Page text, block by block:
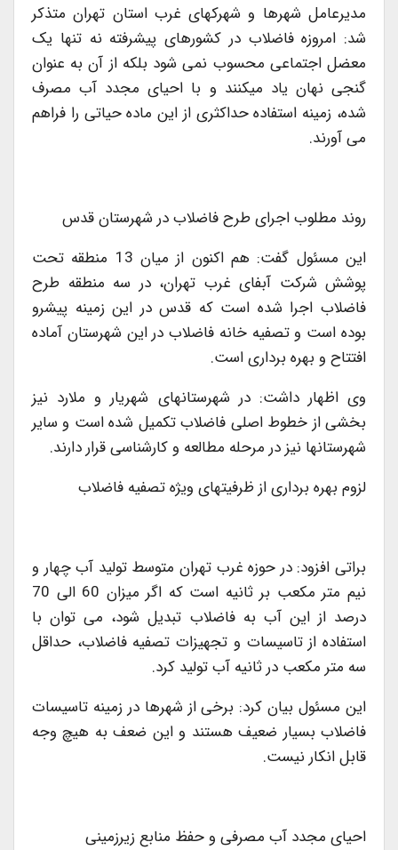
مدیرعامل شهرها و شهرکهای غرب استان تهران متذکر
شد: امروزه فاضلاب در کشورهای پیشرفته نه تنها یک
معضل اجتماعی محسوب نمی شود بلکه از آن به عنوان
گنجی نهان یاد میکنند و با احیای مجدد آب مصرف
شده، زمینه استفاده حداکثری از این ماده حیاتی را فراهم
می آورند.
روند مطلوب اجرای طرح فاضلاب در شهرستان قدس
این مسئول گفت: هم اکنون از میان 13 منطقه تحت
پوشش شرکت آبفای غرب تهران، در سه منطقه طرح
فاضلاب اجرا شده است که قدس در این زمینه پیشرو
بوده است و تصفیه خانه فاضلاب در این شهرستان آماده
افتتاح و بهره برداری است.
وی اظهار داشت: در شهرستانهای شهریار و ملارد نیز
بخشی از خطوط اصلی فاضلاب تکمیل شده است و سایر
شهرستانها نیز در مرحله مطالعه و کارشناسی قرار دارند.
لزوم بهره برداری از ظرفیتهای ویژه تصفیه فاضلاب
براتی افزود: در حوزه غرب تهران متوسط تولید آب چهار و
نیم متر مکعب بر ثانیه است که اگر میزان 60 الی 70
درصد از این آب به فاضلاب تبدیل شود، می توان با
استفاده از تاسیسات و تجهیزات تصفیه فاضلاب، حداقل
سه متر مکعب در ثانیه آب تولید کرد.
این مسئول بیان کرد: برخی از شهرها در زمینه تاسیسات
فاضلاب بسیار ضعیف هستند و این ضعف به هیچ وجه
قابل انکار نیست.
احیای مجدد آب مصرفی و حفظ منابع زیرزمینی